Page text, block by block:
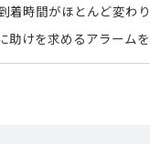
着時間がほとんど変わ
助けを求めるアラーム